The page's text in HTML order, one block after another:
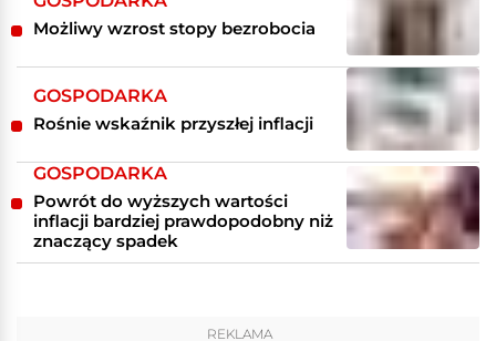
Możliwy wzrost stopy bezrobocia
GOSPODARKA
Rośnie wskaźnik przyszłej inflacji
GOSPODARKA
Powrót do wyższych wartości
inflacji bardziej prawdopodobny niż
znaczący spadek
REKLAMA